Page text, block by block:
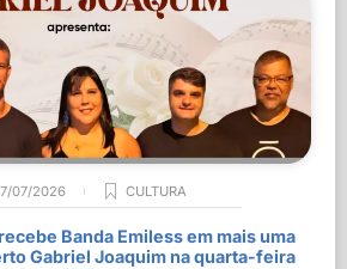
07/2026 CULTURA
Banda Emiless em mais uma
Gabriel Joaquim na quarta-feira